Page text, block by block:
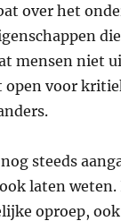
over het
mensen niet
voor
steeds
laten
oproep,